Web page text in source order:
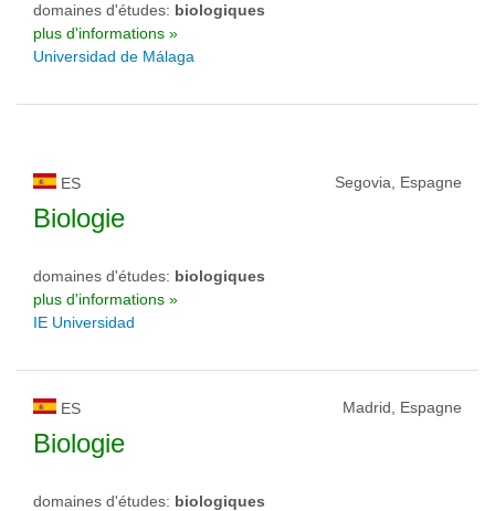
domaines d'études: biologiques
plus d'informations »
Universidad de Málaga
ES Segovia, Espagne
Biologie
domaines d'études: biologiques
plus d'informations »
IE Universidad
ES Madrid, Espagne
Biologie
domaines d'études: biologiques